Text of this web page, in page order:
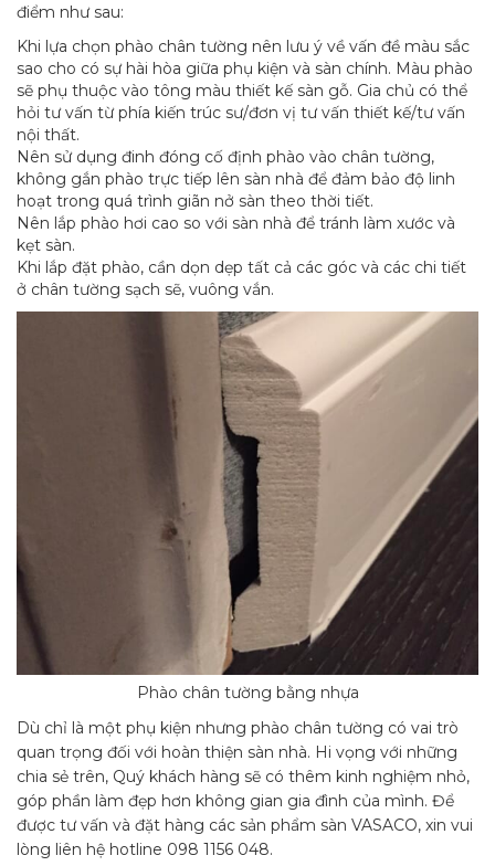
điểm như sau:
Khi lựa chọn phào chân tường nên lưu ý về vấn đề màu sắc
sao cho có sự hài hòa giữa phụ kiện và sàn chính. Màu phào
sẽ phụ thuộc vào tông màu thiết kế sàn gỗ. Gia chủ có thể
hỏi tư vấn từ phía kiến trúc sư/đơn vị tư vấn thiết kế/tư vấn
nội thất.
Nên sử dụng đinh đóng cố định phào vào chân tường,
không gắn phào trực tiếp lên sàn nhà để đảm bảo độ linh
hoạt trong quá trình giãn nở sàn theo thời tiết.
Nên lắp phào hơi cao so với sàn nhà để tránh làm xước và
kẹt sàn.
Khi lắp đặt phào, cần dọn dẹp tất cả các góc và các chi tiết
ở chân tường sạch sẽ, vuông vắn.
Phào chân tường bằng nhựa
Dù chỉ là một phụ kiện nhưng phào chân tường có vai trò
quan trọng đối với hoàn thiện sàn nhà. Hi vọng với những
chia sẻ trên, Quý khách hàng sẽ có thêm kinh nghiệm nhỏ,
góp phần làm đẹp hơn không gian gia đình của mình. Để
được tư vấn và đặt hàng các sản phẩm sàn VASACO, xin vui
lòng liên hệ hotline 098 1156 048.